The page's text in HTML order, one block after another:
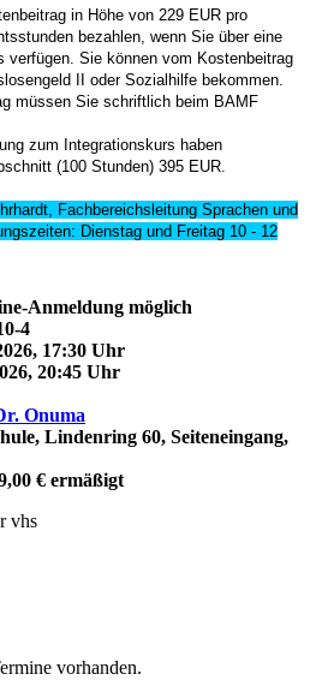
in Höhe von 229 EUR pro
bezahlen, wenn Sie über eine
verfügen. Sie können vom Kostenbeitrag
II oder Sozialhilfe bekommen.
müssen Sie schriftlich beim BAMF
zum Integrationskurs haben
(100 Stunden) 395 EUR.
Fachbereichsleitung Sprachen und
Dienstag und Freitag 10 - 12
Anmeldung möglich
4
17:30 Uhr
20:45 Uhr
Onuma
Lindenring 60, Seiteneingang,
€ ermäßigt
vhs
vorhanden.